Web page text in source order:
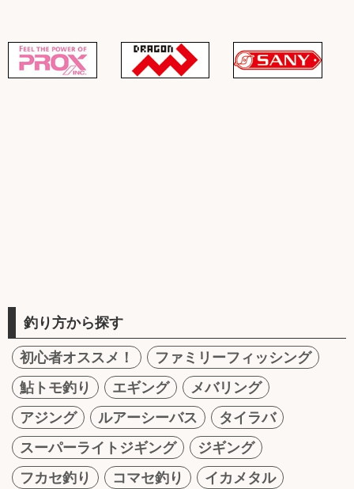
釣り方から探す
初心者オススメ！
ファミリーフィッシング
鮎トモ釣り
エギング
メバリング
アジング
ルアーシーバス
タイラバ
スーパーライトジギング
ジギング
フカセ釣り
コマセ釣り
イカメタル